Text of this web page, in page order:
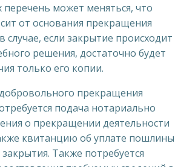
может меняться, что
от основания прекращения
случае, если закрытие происходит
решения, достаточно будет
только его копии.
прекращения
подача нотариально
о прекращении деятельности
квитанцию об уплате пошлины
Также потребуется